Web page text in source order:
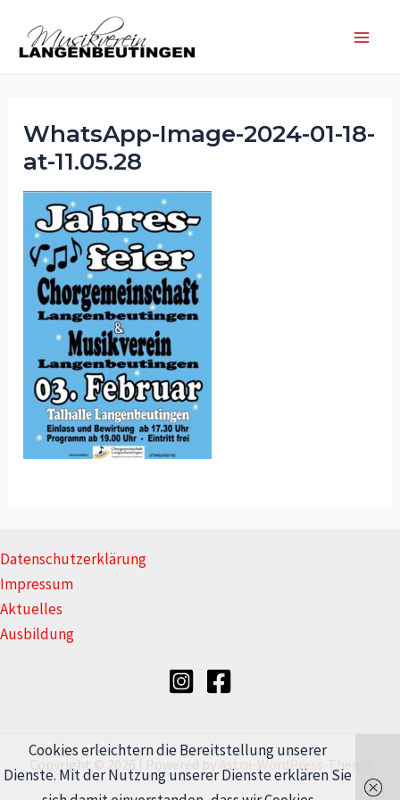
Inhalt
springen
WhatsApp-Image-2024-01-18-
at-11.05.28
Datenschutzerklärung
Impressum
Aktuelles
Ausbildung
Copyright © 2026 | Powered by Astra-WordPress-Theme
Cookies erleichtern die Bereitstellung unserer
Dienste. Mit der Nutzung unserer Dienste erklären Sie